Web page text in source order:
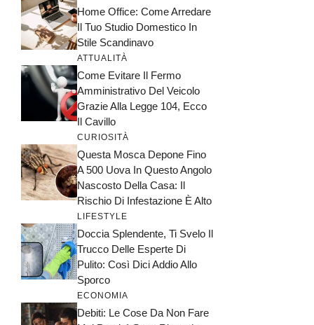
Home Office: Come Arredare
Il Tuo Studio Domestico In
Stile Scandinavo
ATTUALITÀ
Come Evitare Il Fermo
Amministrativo Del Veicolo
Grazie Alla Legge 104, Ecco
Il Cavillo
CURIOSITÀ
Questa Mosca Depone Fino
A 500 Uova In Questo Angolo
Nascosto Della Casa: Il
Rischio Di Infestazione È Alto
LIFESTYLE
Doccia Splendente, Ti Svelo Il
Trucco Delle Esperte Di
Pulito: Così Dici Addio Allo
Sporco
ECONOMIA
Debiti: Le Cose Da Non Fare